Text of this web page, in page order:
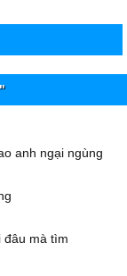
anh ngại ngùng
đâu mà tìm